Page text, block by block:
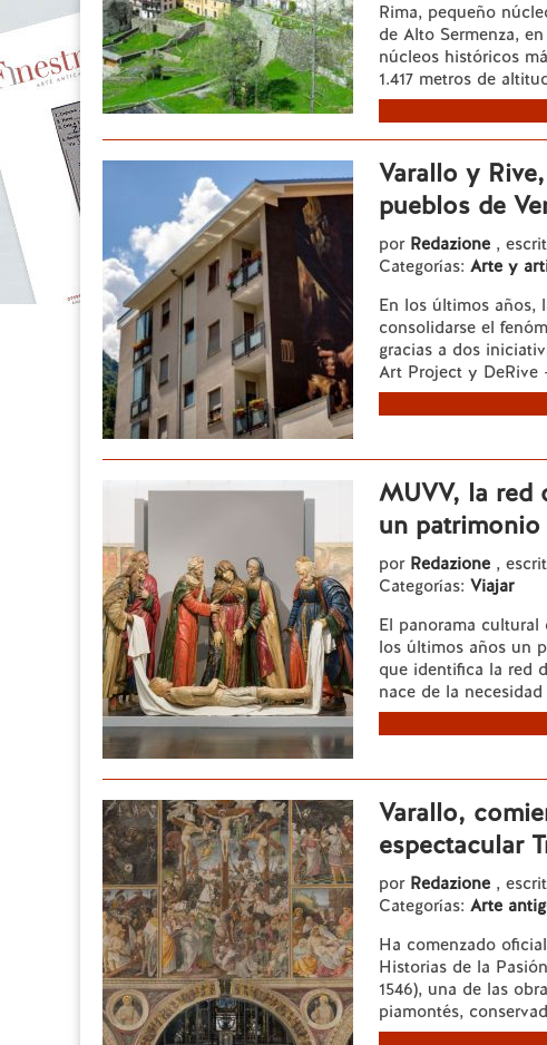
Rima, pequeño
de Alto Sermenza,
núcleos históricos
1.417 metros de
Varallo y
pueblos de
por Redazione ,
Categorías: Arte y
En los últimos años,
consolidarse el
gracias a dos
Art Project y DeRive
MUVV, la red
un patrimonio
por Redazione ,
Categorías: Viajar
El panorama
los últimos años un
que identifica la red
nace de la
Varallo,
espectacular
por Redazione ,
Categorías: Arte
Ha comenzado
Historias de la
1546), una de las
piamontés,